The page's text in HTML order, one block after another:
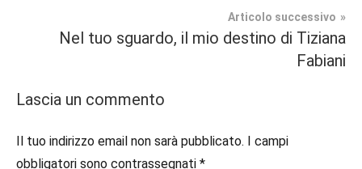
Articolo successivo
Nel tuo sguardo, il mio destino di Tiziana
Fabiani
Lascia un commento
Il tuo indirizzo email non sarà pubblicato. I campi
obbligatori sono contrassegnati *